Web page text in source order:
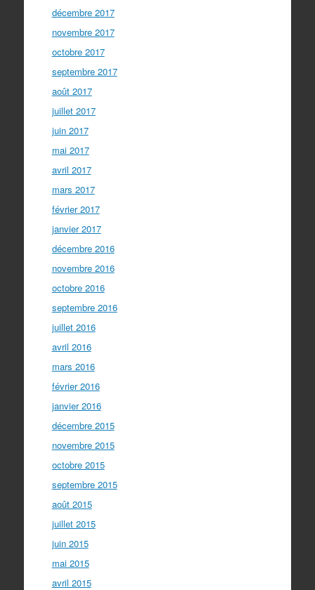
décembre 2017
novembre 2017
octobre 2017
septembre 2017
août 2017
juillet 2017
juin 2017
mai 2017
avril 2017
mars 2017
février 2017
janvier 2017
décembre 2016
novembre 2016
octobre 2016
septembre 2016
juillet 2016
avril 2016
mars 2016
février 2016
janvier 2016
décembre 2015
novembre 2015
octobre 2015
septembre 2015
août 2015
juillet 2015
juin 2015
mai 2015
avril 2015